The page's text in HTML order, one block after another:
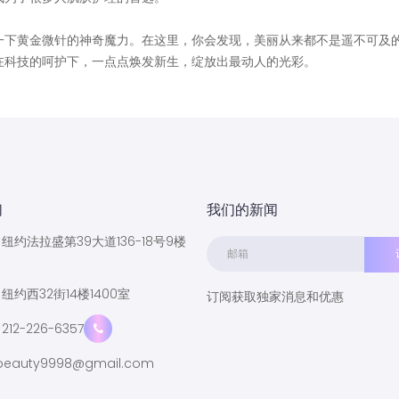
黄金微针的神奇魔力。在这里，你会发现，美丽从来都不是遥不可及
技的呵护下，一点点焕发新生，绽放出最动人的光彩。
约法拉盛第39大道136-18号9楼
约西32街14楼1400室
212-226-6357
我们的新闻
订阅获取独家消息和优惠